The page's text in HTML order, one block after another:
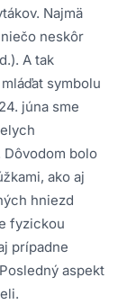
Najmä
neskôr
A tak
symbolu
júna sme
bolo
ako aj
hniezd
fyzickou
prípadne
aspekt